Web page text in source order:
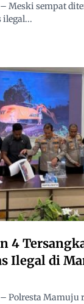
Meski sempat
ilegal...
4
Ilegal di
Polresta Mamuju